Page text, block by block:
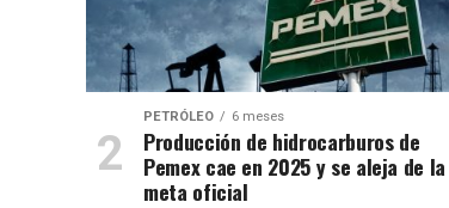
PETRÓLEO 6 meses
Producción de hidrocarburos de
Pemex cae en 2025 y se aleja de la
meta oficial